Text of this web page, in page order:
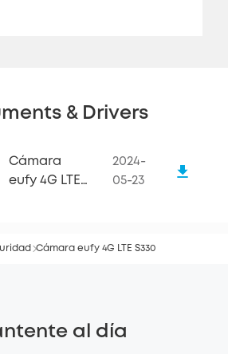
& Drivers
Cámara
eufy 4G LTE
2024-
05-23
Cámara eufy 4G LTE S330
al día